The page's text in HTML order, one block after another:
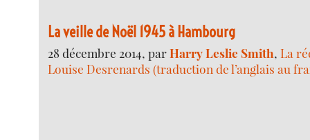
La veille de Noël 1945 à Hambourg
28 décembre 2014, parHarry Leslie Smith,La
Louise Desrenards (traduction de l’anglais au